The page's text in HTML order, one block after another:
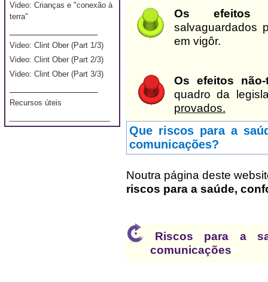
Video: Crianças e "conexão à
terra"
Video: Clint Ober (Part 1/3)
Video: Clint Ober (Part 2/3)
Video: Clint Ober (Part 3/3)
Recursos úteis
Os
salvaguardados
em vigôr.
Os efeitos
quadro da
provados.
Que riscos para a
comunicações?
Noutra página deste
riscos para a saúde,
Riscos para a
comunicações